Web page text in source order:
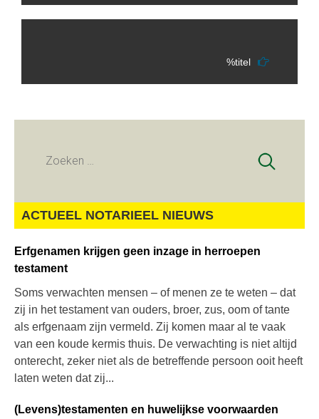
%titel
Zoeken
ACTUEEL NOTARIEEL NIEUWS
Erfgenamen krijgen geen inzage in herroepen
testament
Soms verwachten mensen – of menen ze te weten – dat
zij in het testament van ouders, broer, zus, oom of tante
als erfgenaam zijn vermeld. Zij komen maar al te vaak
van een koude kermis thuis. De verwachting is niet altijd
onterecht, zeker niet als de betreffende persoon ooit heeft
laten weten dat zij...
(Levens)testamenten en huwelijkse voorwaarden